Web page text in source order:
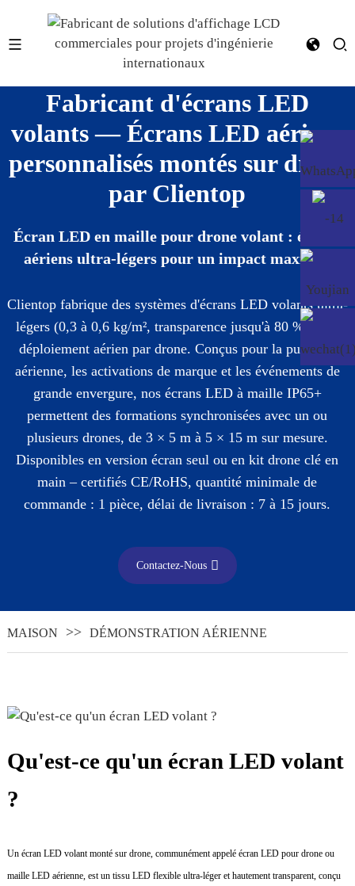
Fabricant d'écrans LED
volants — Écrans LED aériens
personnalisés montés sur drone
par Clientop
Écran LED en maille pour drone volant : écrans
aériens ultra-légers pour un impact maximal
Clientop fabrique des systèmes d'écrans LED volants ultra-
légers (0,3 à 0,6 kg/m², transparence jusqu'à 80 %) pour
déploiement aérien par drone. Conçus pour la publicité
aérienne, les activations de marque et les événements de
grande envergure, nos écrans LED à maille IP65+
permettent des formations synchronisées avec un ou
plusieurs drones, de 3 × 5 m à 5 × 15 m sur mesure.
Disponibles en version écran seul ou en kit drone clé en
main – certifiés CE/RoHS, quantité minimale de
commande : 1 pièce, délai de livraison : 7 à 15 jours.
Contactez-Nous
MAISON DÉMONSTRATION AÉRIENNE
Qu'est-ce qu'un écran LED volant
?
Un écran LED volant monté sur drone, communément appelé écran LED pour drone ou
maille LED aérienne, est un tissu LED flexible ultra-léger et hautement transparent, conçu